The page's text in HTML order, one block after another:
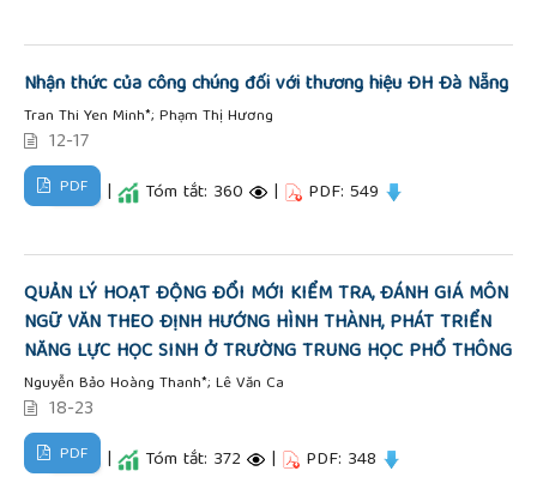
Nhận thức của công chúng đối với thương hiệu ĐH Đà Nẵng
Tran Thi Yen Minh*; Phạm Thị Hương
12-17
PDF | Tóm tắt: 360 | PDF: 549
QUẢN LÝ HOẠT ĐỘNG ĐỔI MỚI KIỂM TRA, ĐÁNH GIÁ MÔN
NGỮ VĂN THEO ĐỊNH HƯỚNG HÌNH THÀNH, PHÁT TRIỂN
NĂNG LỰC HỌC SINH Ở TRƯỜNG TRUNG HỌC PHỔ THÔNG
Nguyễn Bảo Hoàng Thanh*; Lê Văn Ca
18-23
PDF | Tóm tắt: 372 | PDF: 348